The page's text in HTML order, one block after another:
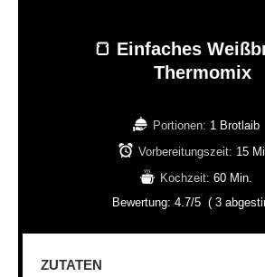
🍞 Einfaches
Thermomix
Portionen: 1 Brotlaib
Vorbereitungszeit: 15
Kochzeit: 60 Min.
Bewertung: 4.7/5 ( 3
ZUTATEN